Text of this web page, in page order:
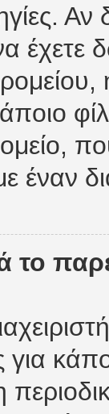
Αν
έχετε
έναν
το
για